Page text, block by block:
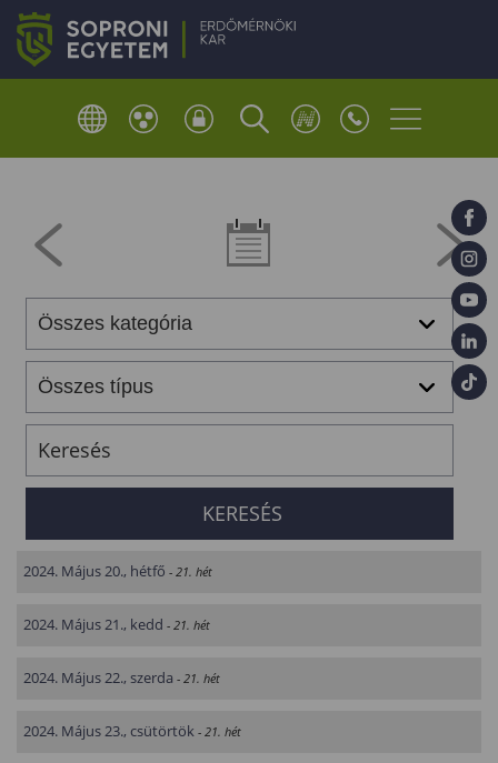
2024. Május 20., hétfő - 21. hét
2024. Május 21., kedd - 21. hét
2024. Május 22., szerda - 21. hét
2024. Május 23., csütörtök - 21. hét